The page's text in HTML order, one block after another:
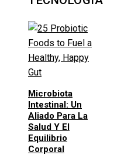
Microbiota
Intestinal: Un
Aliado Para La
Salud Y El
Equilibrio
Corporal